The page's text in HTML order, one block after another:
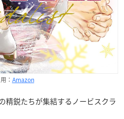
： Amazon
精鋭たちが集結するノービスクラ